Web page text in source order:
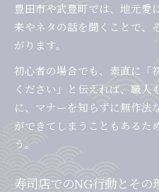
豊田市や武豊町では、地元愛
来やネタの話を聞くことで、
がります。
初心者の場合でも、素直に「
ください」と伝えれば、職人
に、マナーを知らずに無作法
ができてしまうこともあるた
う。
寿司店でのNG行動とその